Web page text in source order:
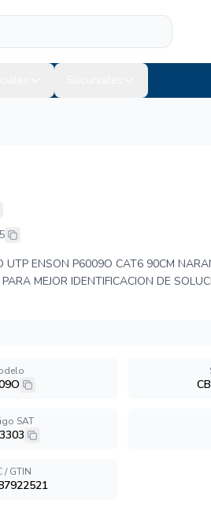
UTP ENSON P6009O CAT6 90CM
MEJOR IDENTIFICACION DE
SAT
/ GTIN